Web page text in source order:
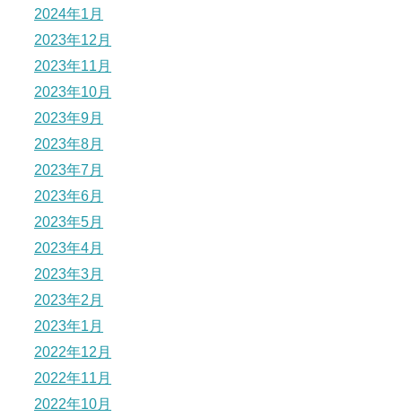
2024年1月
2023年12月
2023年11月
2023年10月
2023年9月
2023年8月
2023年7月
2023年6月
2023年5月
2023年4月
2023年3月
2023年2月
2023年1月
2022年12月
2022年11月
2022年10月